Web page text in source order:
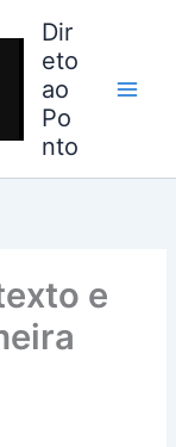
Dir
eto
ao
Po
nto
e